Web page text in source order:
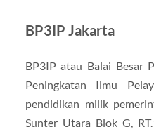
BP3IP Jakarta
BP3IP atau Balai Besar
Peningkatan Ilmu
pendidikan milik
Sunter Utara Blok G,